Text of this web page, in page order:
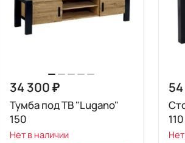
34 300 ₽
Тумба под ТВ "Lugano"
150
Нет в наличии
110